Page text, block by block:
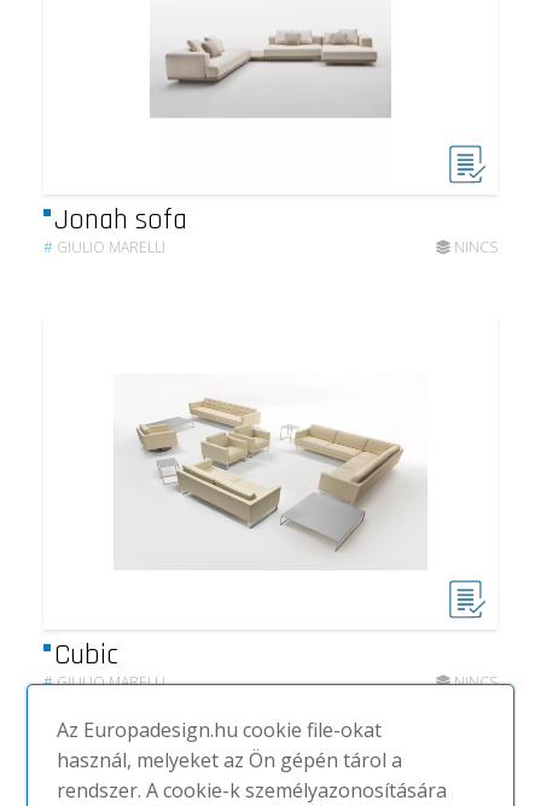
Jonah sofa
# GIULIO MARELLI NINCS
Cubic
#GIULIO MARELLI NINCS
Az Europadesign.hu cookie file-okat
használ, melyeket az Ön gépén tárol a
rendszer. A cookie-k személyazonosítására